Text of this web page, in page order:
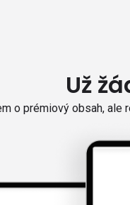
Už
o prémiový obsah, ale